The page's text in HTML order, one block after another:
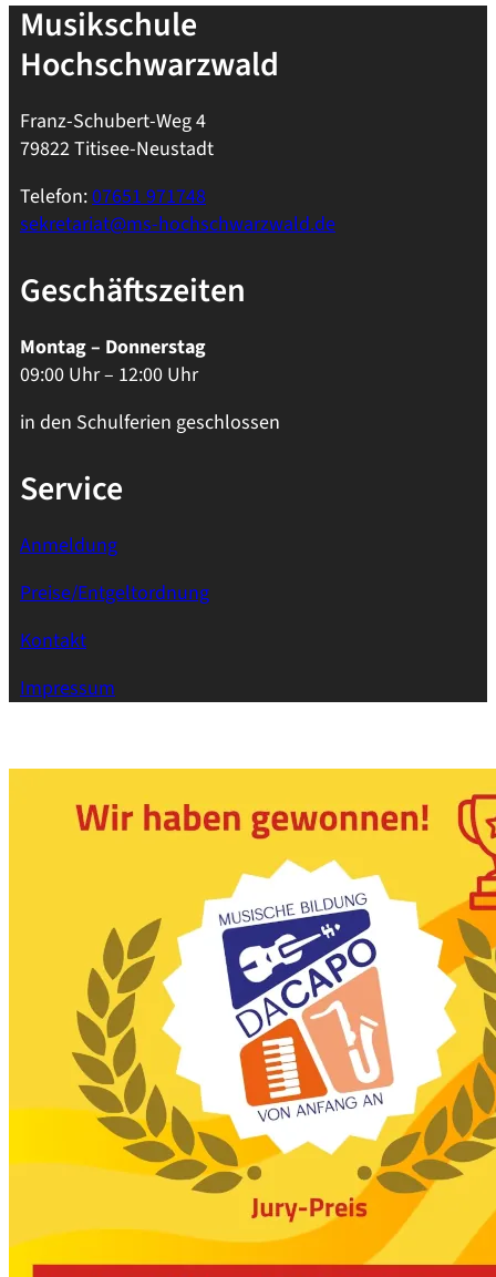
Musikschule
Hochschwarzwald
Franz-Schubert-Weg 4
79822 Titisee-Neustadt
Telefon:07651 971748
sekretariat@ms-hochschwarzwald.de
Geschäftszeiten
Montag – Donnerstag
09:00 Uhr – 12:00 Uhr
in den Schulferien geschlossen
Service
Anmeldung
Preise/Entgeltordnung
Kontakt
Impressum